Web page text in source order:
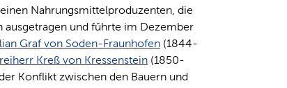
Nahrungsmittelproduzenten, die
ausgetragen und führte im Dezember
Graf von Soden-Fraunhofen (1844-
Kreß von Kressenstein (1850-
Konflikt zwischen den Bauern und